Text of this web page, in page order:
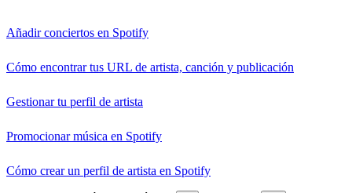
Añadir conciertos en Spotify
Cómo encontrar tus URL de artista, canción y publicación
Gestionar tu perfil de artista
Promocionar música en Spotify
Cómo crear un perfil de artista en Spotify